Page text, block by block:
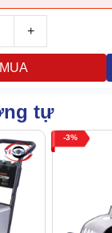
+
tự
3